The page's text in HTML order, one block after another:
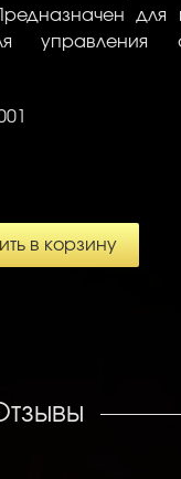
управления
в корзину